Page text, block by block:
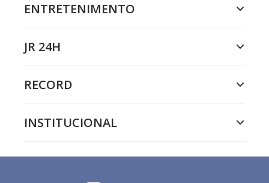
ENTRETENIMENTO
JR 24H
RECORD
INSTITUCIONAL